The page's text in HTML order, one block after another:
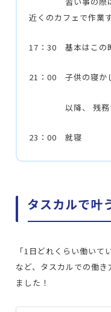
近くのカフェで作業
17：30 基本はこの
21：00 子供の寝か
以降、 残務が
23：00 就寝
タスカルで叶
「1日どれくらい働いて
など、タスカルでの働
ました！